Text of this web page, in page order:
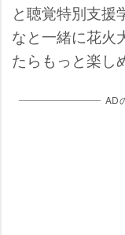
と聴覚特別支援
なと一緒に花火
たらもっと楽し
AD